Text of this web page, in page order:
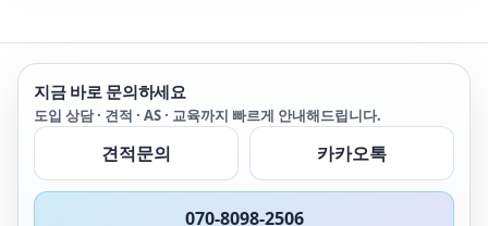
지금 바로 문의하세요
도입 상담 · 견적 · AS · 교육까지 빠르게 안내해드립니다.
견적문의 카카오톡
070-8098-2506